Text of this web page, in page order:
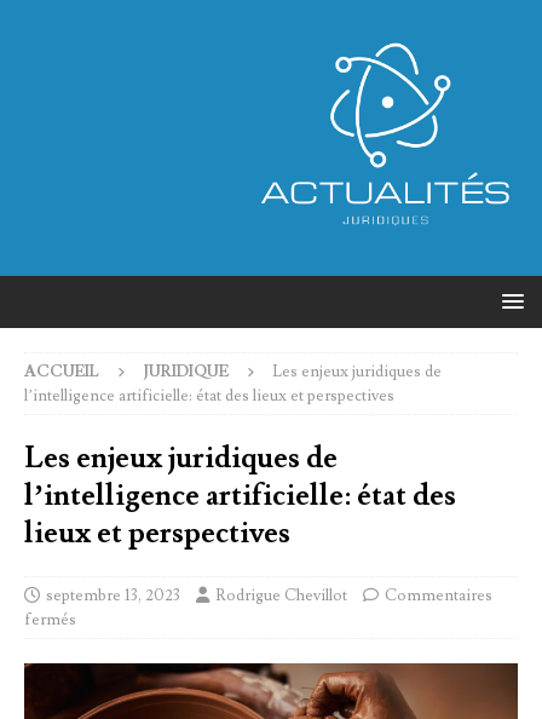
ACCUEIL JURIDIQUE
Les enjeux juridiques de
l’intelligence artificielle: état des lieux et perspectives
Les enjeux juridiques de
l’intelligence artificielle: état des
lieux et perspectives
septembre 13, 2023 Rodrigue Chevillot
Commentaires
fermés